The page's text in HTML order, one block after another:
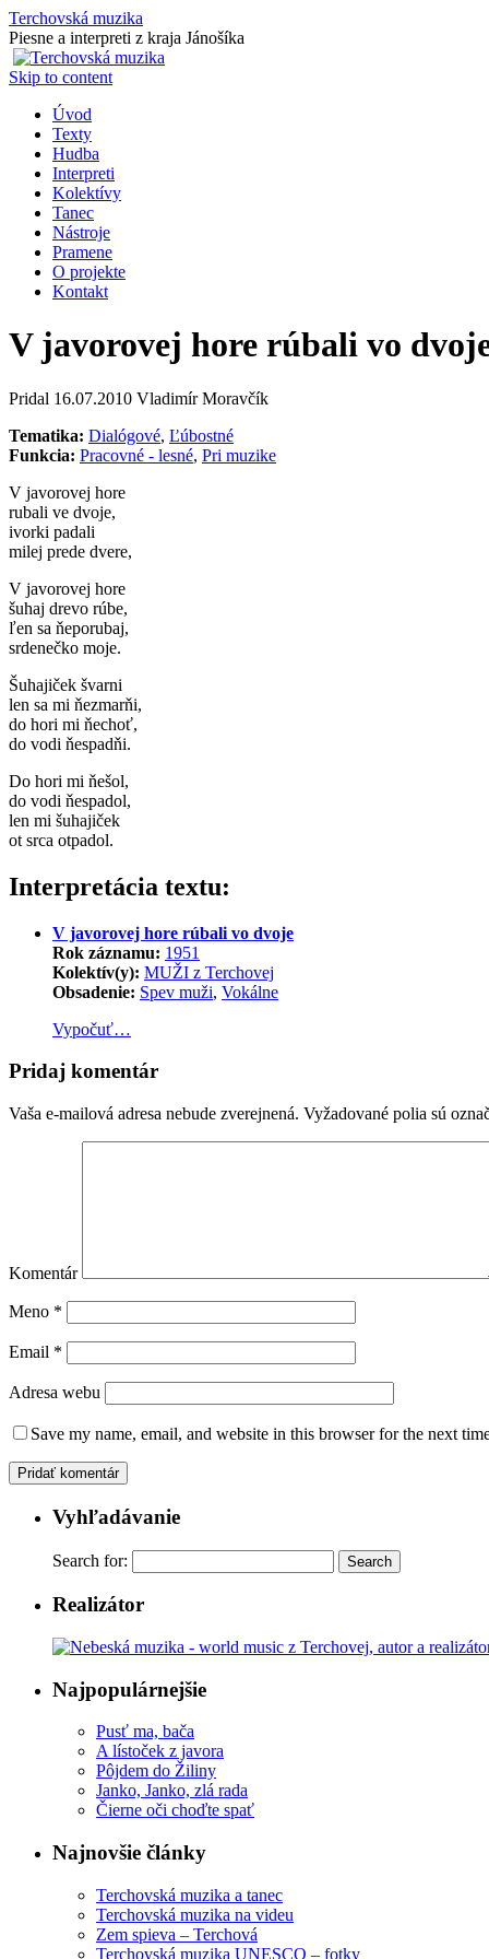
Terchovská muzika
Piesne a interpreti z kraja Jánošíka
Skip to content
Úvod
Texty
Hudba
Interpreti
Kolektívy
Tanec
Nástroje
Pramene
O projekte
Kontakt
V javorovej hore rúbali vo
Pridal 16.07.2010 Vladimír Moravčík
Tematika: Dialógové, Ľúbostné
Funkcia: Pracovné - lesné, Pri muzike
V javorovej hore
rubali ve dvoje,
ivorki padali
milej prede dvere,
V javorovej hore
šuhaj drevo rúbe,
ľen sa ňeporubaj,
srdenečko moje.
Šuhajiček švarni
len sa mi ňezmarňi,
do hori mi ňechoť,
do vodi ňespadňi.
Do hori mi ňešol,
do vodi ňespadol,
len mi šuhajiček
ot srca otpadol.
Interpretácia textu:
V javorovej hore rúbali vo dvoje
Rok záznamu: 1951
Kolektív(y): MUŽI z Terchovej
Obsadenie: Spev muži, Vokálne
Vypočuť…
Pridaj komentár
Vaša e-mailová adresa nebude zverejnená. Vyžadované polia sú
Komentár
Meno *
Email *
Adresa webu
Save my name, email, and website in this browser for the next
Vyhľadávanie
Search for:
Realizátor
Najpopulárnejšie
Pusť ma, bača
A lístoček z javora
Pôjdem do Žiliny
Janko, Janko, zlá rada
Čierne oči choďte spať
Najnovšie články
Terchovská muzika a tanec
Terchovská muzika na videu
Zem spieva – Terchová
Terchovská muzika UNESCO – fotky